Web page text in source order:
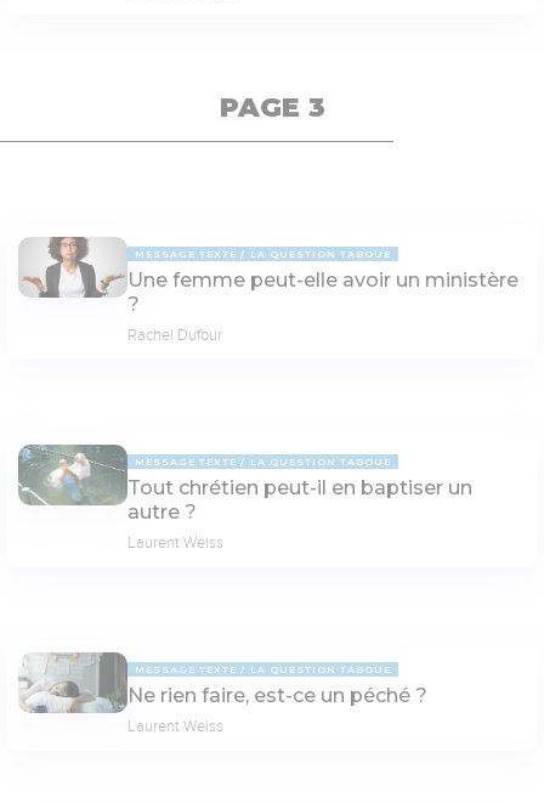
PAGE 3
MESSAGE TEXTE LA QUESTION TABOUE
Une femme peut-elle avoir un ministère
?
Rachel Dufour
MESSAGE TEXTE LA QUESTION TABOUE
Tout chrétien peut-il en baptiser un
autre ?
Laurent Weiss
MESSAGE TEXTE LA QUESTION TABOUE
Ne rien faire, est-ce un péché ?
Laurent Weiss